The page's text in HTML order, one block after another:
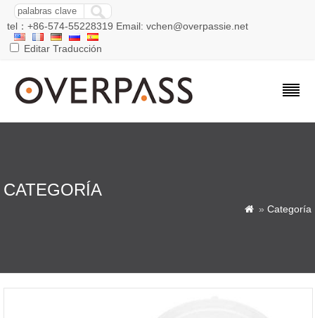
tel：+86-574-55228319 Email: vchen@overpassie.net
Editar Traducción
CATEGORÍA
 » Categoría